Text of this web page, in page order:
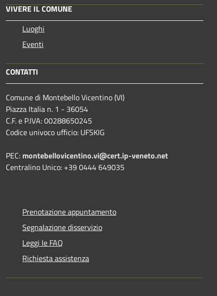
VIVERE IL COMUNE
Luoghi
Eventi
CONTATTI
Comune di Montebello Vicentino (VI)
Piazza Italia n. 1 - 36054
C.F. e P.IVA: 00288650245
Codice univoco ufficio: UFSKIG
PEC: montebellovicentino.vi@cert.ip-veneto.net
Centralino Unico: +39 0444 649035
Prenotazione appuntamento
Segnalazione disservizio
Leggi le FAQ
Richiesta assistenza